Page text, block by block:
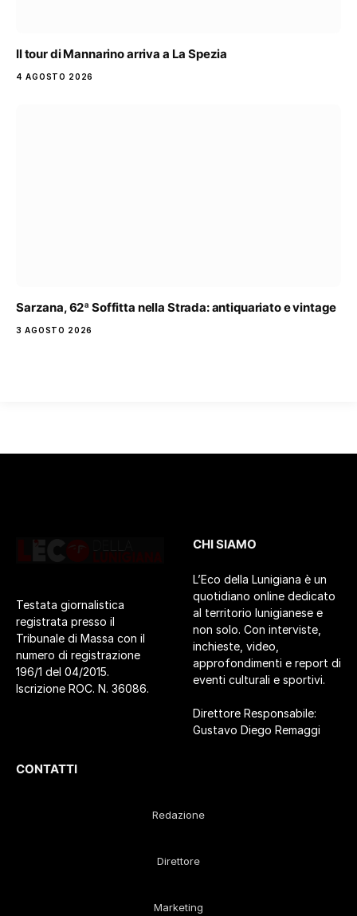
Il tour di Mannarino arriva a La Spezia
4 AGOSTO 2026
Sarzana, 62ª Soffitta nella Strada: antiquariato e vintage
3 AGOSTO 2026
Testata giornalistica
registrata presso il
Tribunale di Massa con il
numero di registrazione
196/1 del 04/2015.
Iscrizione ROC. N. 36086.
CHI SIAMO
L’Eco della Lunigiana è un
quotidiano online dedicato
al territorio lunigianese e
non solo. Con interviste,
inchieste, video,
approfondimenti e report di
eventi culturali e sportivi.
Direttore Responsabile:
Gustavo Diego Remaggi
CONTATTI
Redazione
Direttore
Marketing